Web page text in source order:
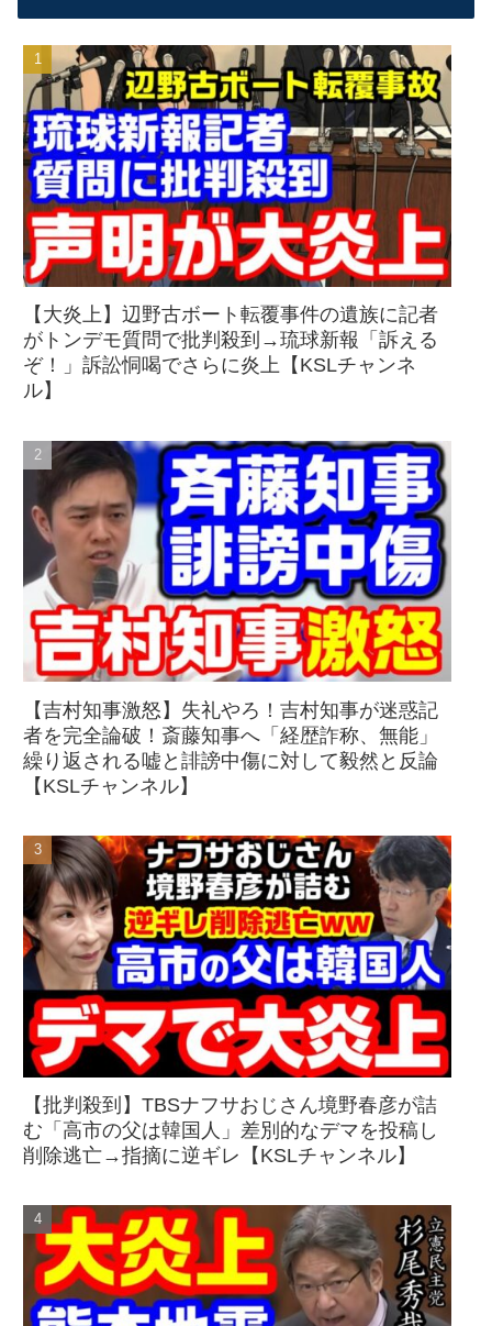
【大炎上】辺野古ボート転覆事件の遺族に記者
がトンデモ質問で批判殺到→琉球新報「訴える
ぞ！」訴訟恫喝でさらに炎上【KSLチャンネ
ル】
【吉村知事激怒】失礼やろ！吉村知事が迷惑記
者を完全論破！斎藤知事へ「経歴詐称、無能」
繰り返される嘘と誹謗中傷に対して毅然と反論
【KSLチャンネル】
【批判殺到】TBSナフサおじさん境野春彦が詰
む「高市の父は韓国人」差別的なデマを投稿し
削除逃亡→指摘に逆ギレ【KSLチャンネル】